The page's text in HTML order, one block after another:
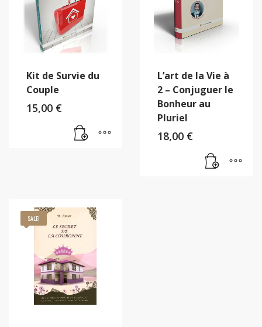
Kit de Survie du
Couple
15,00 €
L’art de la Vie à
2 – Conjuguer le
Bonheur au
Pluriel
18,00 €
SALE!